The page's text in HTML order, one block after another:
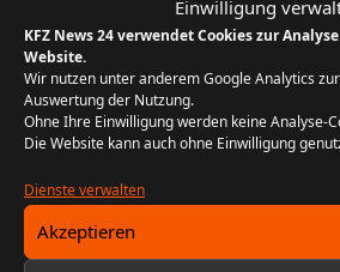
Einwilligung
KFZ News 24 verwendet Cookies zur
Website.
Wir nutzen unter anderem Google Analytics
Auswertung der Nutzung.
Ohne Ihre Einwilligung werden keine Analyse-
Die Website kann auch ohne Einwilligung
Dienste verwalten
Akzeptieren
wirklich?
REDAKTION KFZ NEWS 24
2
FIN entschlüsseln:
Ausstattung prüfen
10 MIN. LESEZEIT